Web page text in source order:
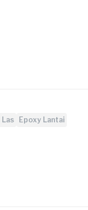
Las
Epoxy Lantai